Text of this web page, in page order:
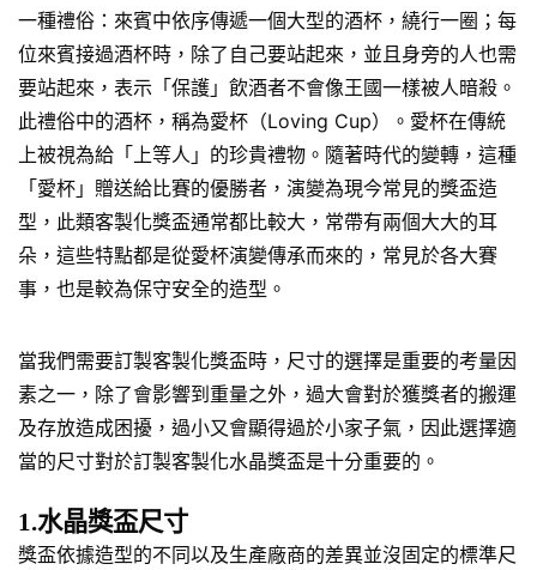
一種禮俗：來賓中依序傳遞一個大型的酒杯，繞行一圈；每
位來賓接過酒杯時，除了自己要站起來，並且身旁的人也需
要站起來，表示「保護」飲酒者不會像王國一樣被人暗殺。
此禮俗中的酒杯，稱為愛杯（Loving Cup）。愛杯在傳統
上被視為給「上等人」的珍貴禮物。隨著時代的變轉，這種
「愛杯」贈送給比賽的優勝者，演變為現今常見的獎盃造
型，此類客製化獎盃通常都比較大，常帶有兩個大大的耳
朵，這些特點都是從愛杯演變傳承而來的，常見於各大賽
事，也是較為保守安全的造型。
當我們需要訂製客製化獎盃時，尺寸的選擇是重要的考量因
素之一，除了會影響到重量之外，過大會對於獲獎者的搬運
及存放造成困擾，過小又會顯得過於小家子氣，因此選擇適
當的尺寸對於訂製客製化水晶獎盃是十分重要的。
1.水晶獎盃尺寸
獎盃依據造型的不同以及生產廠商的差異並沒固定的標準尺